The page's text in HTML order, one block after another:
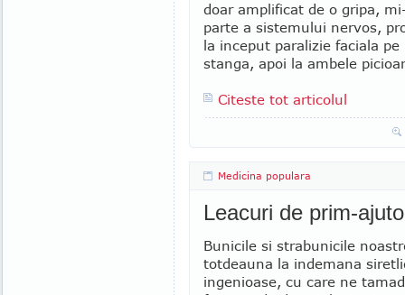
doar amplificat de o gripa,
parte a sistemului nervos,
la inceput paralizie faciala pe
stanga, apoi la ambele
Citeste tot articolul
Medicina populara
Leacuri de prim-
Bunicile si strabunicile
totdeauna la indemana
ingenioase, cu care ne